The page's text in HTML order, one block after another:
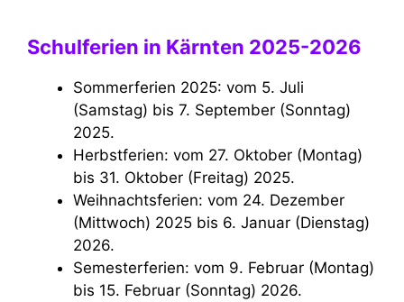
Schulferien in Kärnten 2025-2026
Sommerferien 2025: vom 5. Juli
(Samstag) bis 7. September (Sonntag)
2025.
Herbstferien: vom 27. Oktober (Montag)
bis 31. Oktober (Freitag) 2025.
Weihnachtsferien: vom 24. Dezember
(Mittwoch) 2025 bis 6. Januar (Dienstag)
2026.
Semesterferien: vom 9. Februar (Montag)
bis 15. Februar (Sonntag) 2026.